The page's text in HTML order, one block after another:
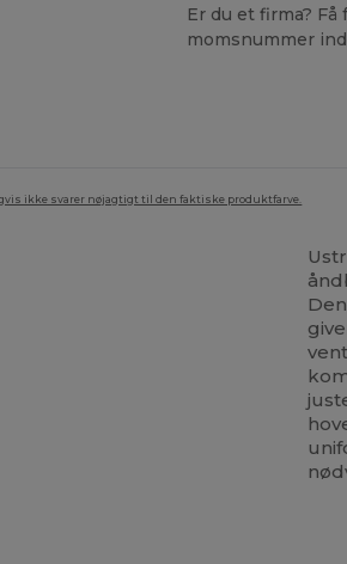
Er du et firma?
momsnummer
ikke svarer nøjagtigt til den faktiske produktfarve.